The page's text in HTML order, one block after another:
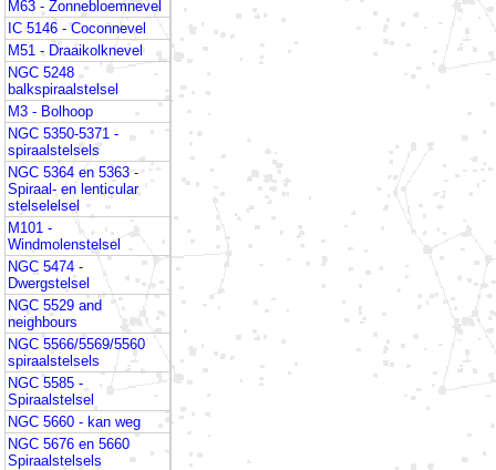
M63 - Zonnebloemnevel
IC 5146 - Coconnevel
M51 - Draaikolknevel
NGC 5248
balkspiraalstelsel
M3 - Bolhoop
NGC 5350-5371 -
spiraalstelsels
NGC 5364 en 5363 -
Spiraal- en lenticular
stelselelsel
M101 -
Windmolenstelsel
NGC 5474 -
Dwergstelsel
NGC 5529 and
neighbours
NGC 5566/5569/5560
spiraalstelsels
NGC 5585 -
Spiraalstelsel
NGC 5660 - kan weg
NGC 5676 en 5660
Spiraalstelsels